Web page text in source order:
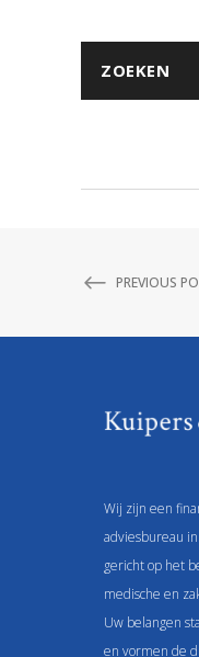
ZOEKEN
PREVIOUS
Wij zijn een
adviesbureau
gericht op het
medische en
Uw belangen
en vormen de